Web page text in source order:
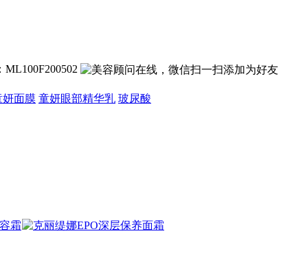
ML100F200502
妍面膜 童妍眼部精华乳 玻尿酸